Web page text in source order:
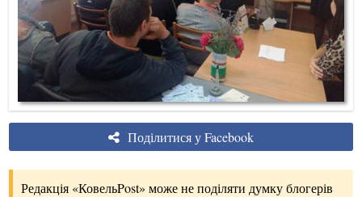
Поділитися у Facebook
Редакція «КовельPost» може не поділяти думку блогерів